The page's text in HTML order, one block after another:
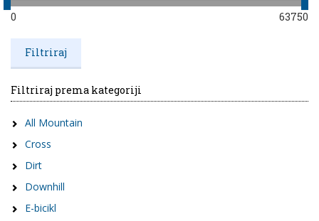
0 63750
Filtriraj prema kategoriji
All Mountain
Cross
Dirt
Downhill
E-bicikl